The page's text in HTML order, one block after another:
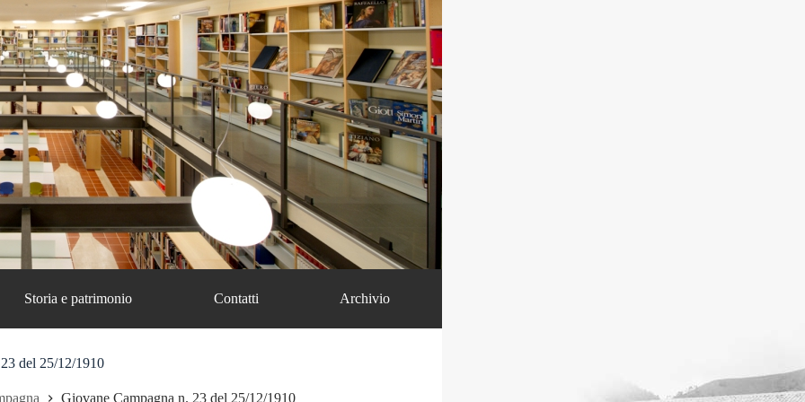
Storia e patrimonio Contatti Archivio
del 25/12/1910
Giovane Campagna n. 23 del 25/12/1910